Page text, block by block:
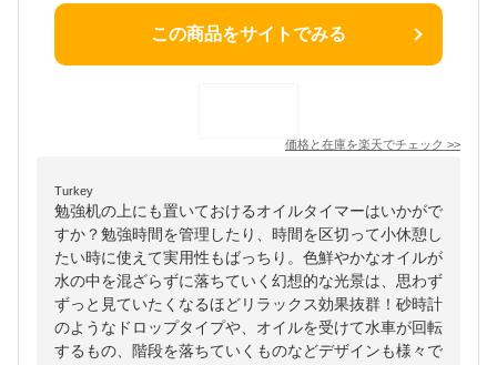
この商品をサイトでみる
価格と在庫を楽天でチェック >>
Turkey
勉強机の上にも置いておけるオイルタイマーはいかがで
すか？勉強時間を管理したり、時間を区切って小休憩し
たい時に使えて実用性もばっちり。色鮮やかなオイルが
水の中を混ざらずに落ちていく幻想的な光景は、思わず
ずっと見ていたくなるほどリラックス効果抜群！砂時計
のようなドロップタイプや、オイルを受けて水車が回転
するもの、階段を落ちていくものなどデザインも様々で